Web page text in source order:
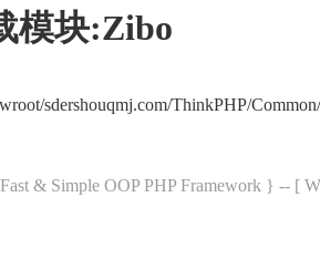
模块:Zibo
sdershouqmj.com/ThinkPHP/
& Simple OOP PHP Framework } -- [